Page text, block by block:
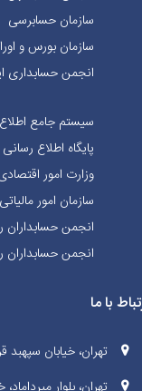
سازمان حسابرسی
سازمان بورس و
انجمن حسابداری
سیستم جامع
پایگاه اطلاع
وزارت امور
سازمان امور
انجمن حسابداران
انجمن حسابداران
با ما
تهران، خیابان سپهبد